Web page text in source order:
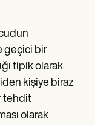
geçici bir
tipik olarak
kişiye biraz
tehdit
olarak